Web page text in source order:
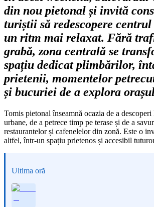
din nou pietonal și invită
turiștii să redescopere
un ritm mai relaxat. Fără
grabă, zona centrală se
spațiu dedicat plimbărilor,
prietenii, momentelor
și bucuriei de a explora
Tomis pietonal înseamnă ocazia de a
urbane, de a petrece timp pe terase și de a
restaurantelor și cafenelelor din zonă. Este o
altfel, într-un spațiu prietenos și accesibil
Ultima oră